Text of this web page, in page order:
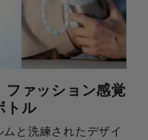
ファッション感覚
トル
と洗練されたデザイ